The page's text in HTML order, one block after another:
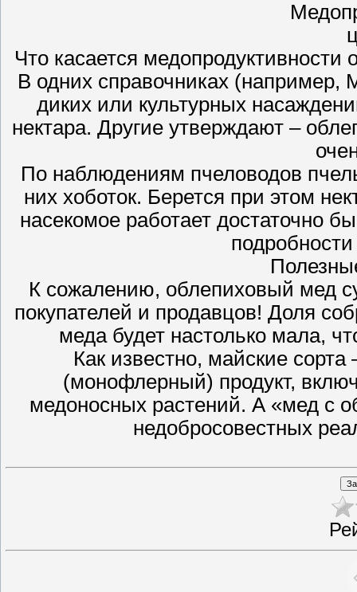
Что касается
В одних справочниках (например,
диких или культурных
нектара. Другие утверждают –
По наблюдениям пчеловодов
них хоботок. Берется при этом
насекомое работает достаточно
К сожалению, облепиховый мед
покупателей и продавцов! Доля
меда будет настолько мала,
Как известно, майские
(монофлерный) продукт,
медоносных растений. А «мед с
недобросовестных